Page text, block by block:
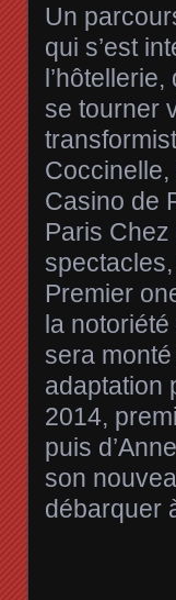
Un
qui s’est
se tourner
Casino de
Paris
Premier
la
sera
adaptation
2014,
puis
son
débarquer